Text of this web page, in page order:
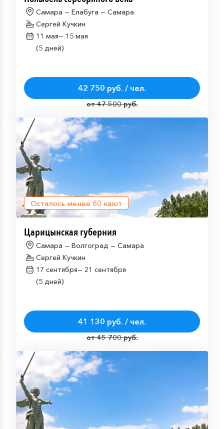
Самара — Елабуга — Самара
Сергей Кучкин
11 мая— 15 мая
(5 дней)
42 750 руб. / чел.
от 47 500 руб.
Осталось менее 60 кают
Царицынская губерния
Самара — Волгоград — Самара
Сергей Кучкин
17 сентября— 21 сентября
(5 дней)
41 130 руб. / чел.
от 45 700 руб.